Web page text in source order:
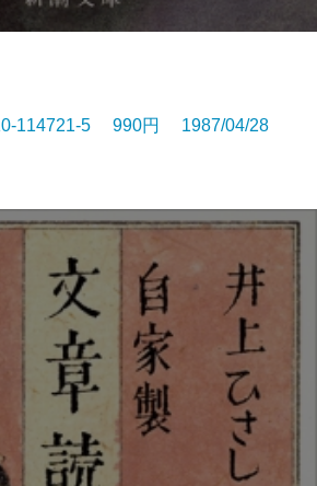
114721-5 990円 1987/04/28